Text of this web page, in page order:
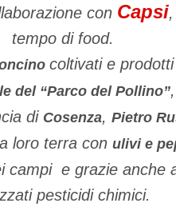
con Capsi,
tempo di food.
coltivati e
del “Parco del Pollino”
di Cosenza, Pietro
loro terra con ulivi e
campi e grazie anche
pesticidi chimici.